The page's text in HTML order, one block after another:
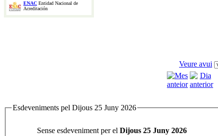
ENAC Entidad Nacional de
Acreditación
Veure avui
Esdeveniments pel Dijous 25 Juny 2026
Sense esdeveniment per el Dijous 25 Juny 2026